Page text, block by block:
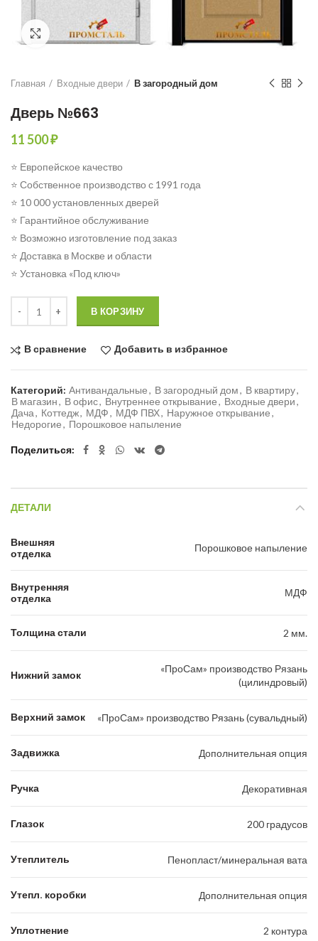
Click to enlarge
Главная Входные двери В загородный дом
Дверь №663
11 500₽
⭐ Европейское качество
⭐ Собственное производство с 1991 года
⭐ 10 000 установленных дверей
⭐ Гарантийное обслуживание
⭐ Возможно изготовление под заказ
⭐ Доставка в Москве и области
⭐ Установка «Под ключ»
В КОРЗИНУ
В сравнение Добавить в избранное
Категорий: Антивандальные, В загородный дом, В квартиру,
В магазин, В офис, Внутреннее открывание, Входные двери,
Дача, Коттедж, МДФ, МДФ ПВХ, Наружное открывание,
Недорогие, Порошковое напыление
Поделиться
ДЕТАЛИ
Внешняя
отделка
Порошковое напыление
Внутренняя
отделка
МДФ
Толщина стали 2 мм.
Нижний замок
«ПроСам» производство Рязань
(цилиндровый)
Верхний замок «ПроСам» производство Рязань (сувальдный)
Задвижка Дополнительная опция
Ручка Декоративная
Глазок 200 градусов
Утеплитель Пенопласт/минеральная вата
Утепл. коробки Дополнительная опция
Уплотнение 2 контура